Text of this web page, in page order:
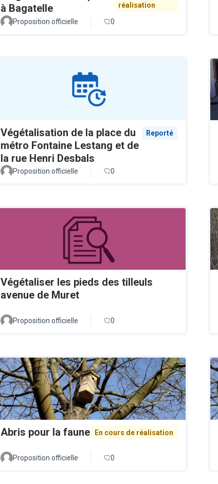
à Bagatelle
réalisation
Proposition officielle
0
Végétalisation de la place du
métro Fontaine Lestang et de
la rue Henri Desbals
Reporté
Proposition officielle 0
Végétaliser les pieds des tilleuls
avenue de Muret
Proposition officielle 0
Abris pour la faune En cours de réalisation
Proposition officielle 0